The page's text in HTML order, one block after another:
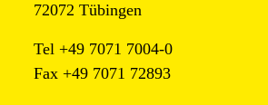
72072 Tübingen
Tel +49 7071 7004-0
Fax +49 7071 72893